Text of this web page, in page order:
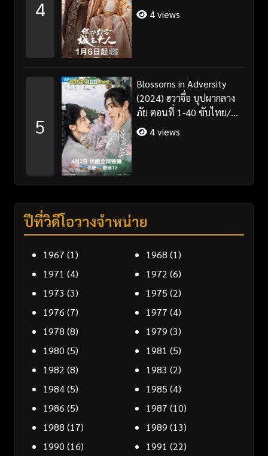
4
ไทย/พากย์ไทย
4 views
5
Blossoms in Adversity
(2024) ฮวาจื่อ บุปผากลาง
ภัย ตอนที่ 1-40 ซับไทย/
พากย์ไทย
4 views
ปีที่วิดีโอวางจำหน่าย
1967 (1) 1968 (1)
1971 (4) 1972 (6)
1973 (3) 1975 (2)
1976 (7) 1977 (4)
1978 (8) 1979 (3)
1980 (5) 1981 (5)
1982 (8) 1983 (2)
1984(5) 1985 (4)
1986 (5) 1987 (10)
1988 (17) 1989 (13)
1990 (16) 1991 (22)